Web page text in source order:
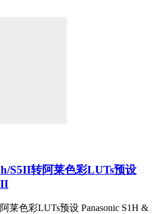
S5II转阿莱色彩LUTs预设
莱色彩LUTs预设 Panasonic S1H &